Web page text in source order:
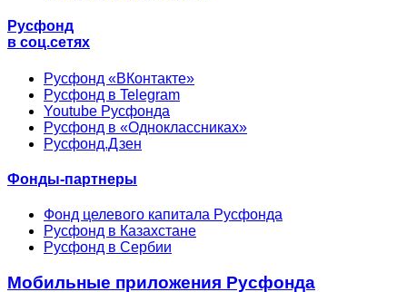
Русфонд
в соц.сетях
Русфонд «ВКонтакте»
Русфонд в Telegram
Youtube Русфонда
Русфонд в «Одноклассниках»
Русфонд.Дзен
Фонды-партнеры
Фонд целевого капитала Русфонда
Русфонд в Казахстане
Русфонд в Сербии
Мобильные приложения Русфонда